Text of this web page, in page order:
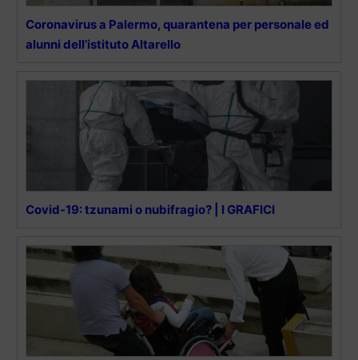
Coronavirus a Palermo, quarantena per personale ed
alunni dell’istituto Altarello
Covid-19: tzunami o nubifragio? | I GRAFICI